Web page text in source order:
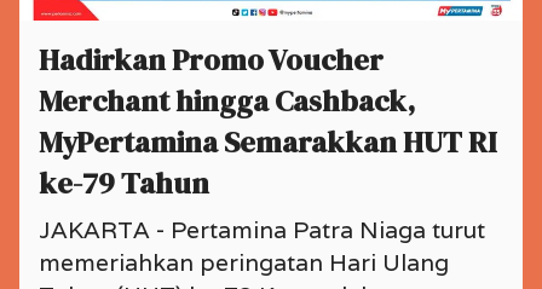
Hadirkan Promo Voucher
Merchant hingga Cashback,
MyPertamina Semarakkan HUT RI
ke-79 Tahun
JAKARTA - Pertamina Patra Niaga turut
memeriahkan peringatan Hari Ulang